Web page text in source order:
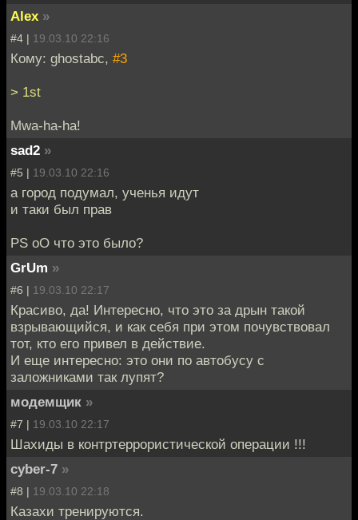
Alex »
#4 | 19.03.10 22:16
Кому: ghostabc, #3
> 1st
Mwa-ha-ha!
sad2 »
#5 | 19.03.10 22:16
а город подумал, ученья идут
и таки был прав
PS oO что это было?
GrUm »
#6 | 19.03.10 22:17
Красиво, да! Интересно, что это за дрын такой
взрывающийся, и как себя при этом почувствовал
тот, кто его привел в действие.
И еще интересно: это они по автобусу с
заложниками так лупят?
модемщик »
#7 | 19.03.10 22:17
Шахиды в контртеррористической операции !!!
cyber-7 »
#8 | 19.03.10 22:18
Казахи тренируются.